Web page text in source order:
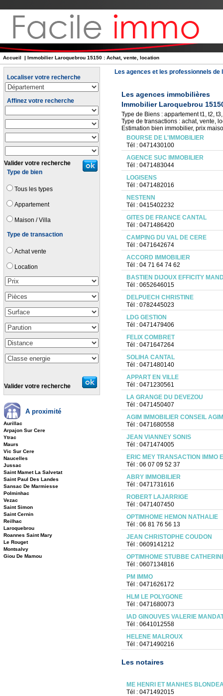
Accueil | Immobilier Laroquebrou 15150 : Achat, vente, location
Localiser votre recherche
Affinez votre recherche
Valider votre recherche
Type de bien
Tous les types
Appartement
Maison / Villa
Type de transaction
Achat vente
Location
Valider votre recherche
A proximité
Aurillac
Arpajon Sur Cere
Ytrac
Maurs
Vic Sur Cere
Naucelles
Jussac
Saint Mamet La Salvetat
Saint Paul Des Landes
Sansac De Marmiesse
Polminhac
Vezac
Saint Simon
Saint Cernin
Reilhac
Laroquebrou
Roannes Saint Mary
Le Rouget
Montsalvy
Giou De Mamou
Les agences et les professionnels
Les agences immobilières
Immobilier Laroquebrou
Type de Biens : appartement t1, t2,
Type de transactions : achat, vente,
Estimation bien immobilier, prix
BOURSE DE L'IMMOBILIER
Tél : 0471430100
AGENCE SUC IMMOBILIER
Tél : 0471483044
LOGISENS
Tél : 0471482016
NESTENN
Tél : 0415402232
GITES DE FRANCE CANTAL
Tél : 0471486420
CAMPING DU VAL DE CERE
Tél : 0471642674
ACCORD IMMOBILIER
Tél : 04 71 64 74 62
BASTIEN DIJOUX EFFICITY
Tél : 0652646015
DELPUECH CHRISTINE
Tél : 0782445023
LDG GESTION
Tél : 0471479406
FELIX COMBRET
Tél : 0471647264
SOLIHA CANTAL
Tél : 0471480140
APPART EN VILLE
Tél : 0471230561
LA GRANGE DU DEVEZOU
Tél : 0471450407
AGIM IMMOBILIER CONSEIL AGIM
Tél : 0471680558
JEAN VIANNEY SONIS
Tél : 0471474005
ERIC MEY TRANSACTION IMMO
Tél : 06 07 09 52 37
ABRY IMMOBILIER
Tél : 0471731616
ROBERT LAJARRIGE
Tél : 0471407450
OPTIMHOME HEMON NATHALIE
Tél : 06 81 76 56 13
JEAN CHRISTOPHE COUDON
Tél : 0609141212
OPTIMHOME STUBBE
Tél : 0607134816
PM IMMO
Tél : 0471626172
HLM LE POLYGONE
Tél : 0471680073
IAD GINOUVES VALERIE
Tél : 0641012558
HELENE MALROUX
Tél : 0471490216
Les notaires
ME HENRI ET MANHES
Tél : 0471492015